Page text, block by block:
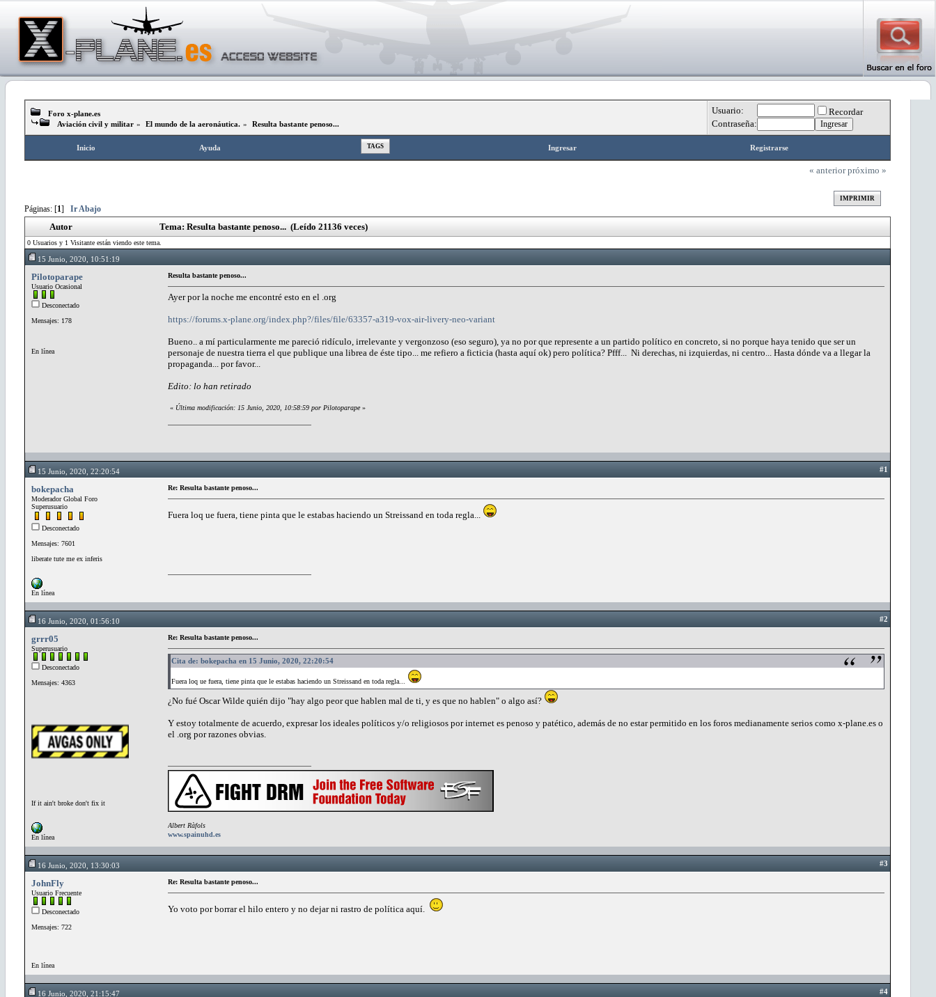
Foro x-plane.es
Aviación civil y militar » El mundo de la aeronáutica. » Resulta bastante penoso...
Usuario:
Recordar
Contraseña:
Inicio Ayuda TAGS Ingresar Registrarse
Páginas: [1] Ir Abajo
« anterior próximo »
IMPRIMIR
Autor Tema: Resulta bastante penoso... (Leído 21136 veces)
0 Usuarios y 1 Visitante están viendo este tema.
15 Junio, 2020, 10:51:19
Pilotoparape
Usuario Ocasional
Desconectado
Mensajes: 178
En línea
Resulta bastante penoso...
Ayer por la noche me encontré esto en el .org
https://forums.x-plane.org/index.php?/files/file/63357-a319-vox-air-livery-neo-variant
Bueno.. a mí particularmente me pareció ridículo, irrelevante y vergonzoso (eso seguro), ya no por que represente a un partido político en concreto, si no porque haya tenido que ser un
personaje de nuestra tierra el que publique una librea de éste tipo... me refiero a ficticia (hasta aquí ok) pero política? Pfff... Ni derechas, ni izquierdas, ni centro... Hasta dónde va a llegar la
propaganda... por favor...
Edito: lo han retirado
« Última modificación: 15 Junio, 2020, 10:58:59 por Pilotoparape»
15 Junio, 2020, 22:20:54 #1
bokepacha
Moderador Global Foro
Superusuario
Desconectado
Mensajes: 7601
liberate tute me ex inferis
En línea
Re: Resulta bastante penoso...
Fuera loq ue fuera, tiene pinta que le estabas haciendo un Streissand en toda regla...
16 Junio, 2020, 01:56:10 #2
grrr05
Superusuario
Desconectado
Mensajes: 4363
If it ain't broke don't fix it
En línea
Re: Resulta bastante penoso...
Cita de: bokepacha en 15 Junio, 2020, 22:20:54
Fuera loq ue fuera, tiene pinta que le estabas haciendo un Streissand en toda regla...
¿No fué Oscar Wilde quién dijo "hay algo peor que hablen mal de ti, y es que no hablen" o algo así?
Y estoy totalmente de acuerdo, expresar los ideales políticos y/o religiosos por internet es penoso y patético, además de no estar permitido en los foros medianamente serios como x-plane.es o
el .org por razones obvias.
Albert Ràfols
www.spainuhd.es
16 Junio, 2020, 13:30:03 #3
JohnFly
Usuario Frecuente
Desconectado
Mensajes: 722
En línea
Re: Resulta bastante penoso...
Yo voto por borrar el hilo entero y no dejar ni rastro de política aquí.
16 Junio, 2020, 21:15:47 #4